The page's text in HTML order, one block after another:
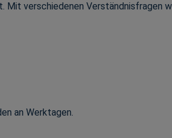
verschiedenen Verständnisfragen
an Werktagen.